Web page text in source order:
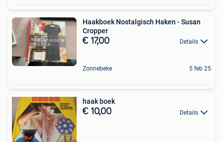
Haakboek Nostalgisch Haken - Susan
Cropper
€ 17,00 Details
Zonnebeke 5 feb 25
haak boek
€ 10,00 Details